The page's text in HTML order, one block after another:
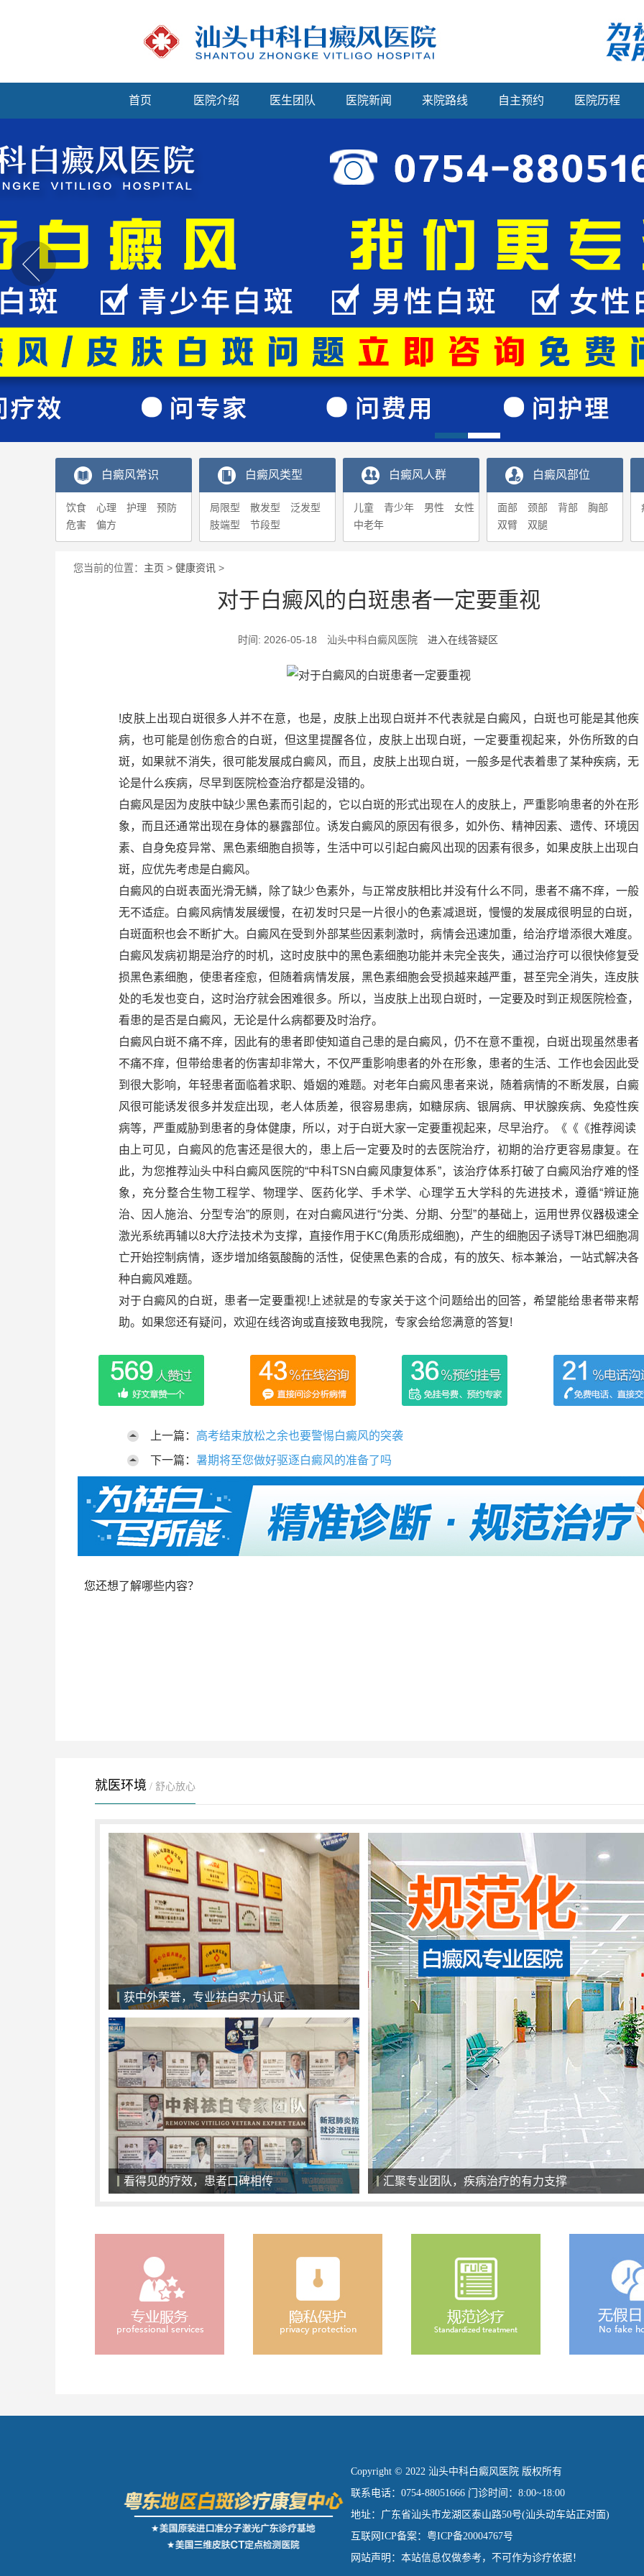
首页 医院介绍 医生团队 医院新闻 来院路线 自主预约 医院历程
白癜风常识
饮食 心理 护理
预防
危害
偏方
白癜风类型
局限型 散发型
泛发型
肢端型
节段型
白癜风人群
儿童 青少年 男性
女性
中老年
白癜风部位
面部 颈部 背部
胸部
双臂
双腿
您当前的位置： 主页 > 健康资讯 >
对于白癜风的白斑患者一定要重视
时间: 2026-05-18 汕头中科白癜风医院 进入在线答疑区
!皮肤上出现白斑很多人并不在意，也是，皮肤上出现白斑并不代表就是白癜风，白斑也可能是其他疾
病，也可能是创伤愈合的白斑，但这里提醒各位，皮肤上出现白斑，一定要重视起来，外伤所致的白
斑，如果就不消失，很可能发展成白癜风，而且，皮肤上出现白斑，一般多是代表着患了某种疾病，无
论是什么疾病，尽早到医院检查治疗都是没错的。
白癜风是因为皮肤中缺少黑色素而引起的，它以白斑的形式出现在人的皮肤上，严重影响患者的外在形
象，而且还通常出现在身体的暴露部位。诱发白癜风的原因有很多，如外伤、精神因素、遗传、环境因
素、自身免疫异常、黑色素细胞自损等，生活中可以引起白癜风出现的因素有很多，如果皮肤上出现白
斑，应优先考虑是白癜风。
白癜风的白斑表面光滑无鳞，除了缺少色素外，与正常皮肤相比并没有什么不同，患者不痛不痒，一般
无不适症。白癜风病情发展缓慢，在初发时只是一片很小的色素减退斑，慢慢的发展成很明显的白斑，
白斑面积也会不断扩大。白癜风在受到外部某些因素刺激时，病情会迅速加重，给治疗增添很大难度。
白癜风发病初期是治疗的时机，这时皮肤中的黑色素细胞功能并未完全丧失，通过治疗可以很快修复受
损黑色素细胞，使患者痊愈，但随着病情发展，黑色素细胞会受损越来越严重，甚至完全消失，连皮肤
处的毛发也变白，这时治疗就会困难很多。所以，当皮肤上出现白斑时，一定要及时到正规医院检查，
看患的是否是白癜风，无论是什么病都要及时治疗。
白癜风白斑不痛不痒，因此有的患者即使知道自己患的是白癜风，仍不在意不重视，白斑出现虽然患者
不痛不痒，但带给患者的伤害却非常大，不仅严重影响患者的外在形象，患者的生活、工作也会因此受
到很大影响，年轻患者面临着求职、婚姻的难题。对老年白癜风患者来说，随着病情的不断发展，白癜
风很可能诱发很多并发症出现，老人体质差，很容易患病，如糖尿病、银屑病、甲状腺疾病、免疫性疾
病等，严重威胁到患者的身体健康，所以，对于白斑大家一定要重视起来，尽早治疗。《《《推荐阅读
由上可见，白癜风的危害还是很大的，患上后一定要及时的去医院治疗，初期的治疗更容易康复。在
此，为您推荐汕头中科白癜风医院的“中科TSN白癜风康复体系”，该治疗体系打破了白癜风治疗难的怪
象，充分整合生物工程学、物理学、医药化学、手术学、心理学五大学科的先进技术，遵循“辨证施
治、因人施治、分型专治”的原则，在对白癜风进行“分类、分期、分型”的基础上，运用世界仪器极速全
激光系统再辅以8大疗法技术为支撑，直接作用于KC(角质形成细胞)，产生的细胞因子诱导T淋巴细胞凋
亡开始控制病情，逐步增加络氨酸酶的活性，促使黑色素的合成，有的放矢、标本兼治，一站式解决各
种白癜风难题。
对于白癜风的白斑，患者一定要重视!上述就是的专家关于这个问题给出的回答，希望能给患者带来帮
助。如果您还有疑问，欢迎在线咨询或直接致电我院，专家会给您满意的答复!
上一篇： 高考结束放松之余也要警惕白癜风的突袭
下一篇： 暑期将至您做好驱逐白癜风的准备了吗
您还想了解哪些内容？
就医环境 / 舒心放心
一对一面诊，精准化治疗
一对一面诊，精准化治疗 全天候导医服务，细心、耐心、责任心
Copyright © 2022 汕头中科白癜风医院 版权所有
联系电话：0754-88051666 门诊时间：8:00~18:00
地址：广东省汕头市龙湖区泰山路50号(汕头动车站正对面)
互联网ICP备案：粤ICP备20004767号
网站声明：本站信息仅做参考，不可作为诊疗依据！